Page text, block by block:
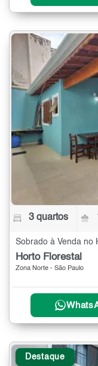
3 quartos
Sobrado à Venda no
Horto Florestal
Zona Norte - São Paulo
Destaque